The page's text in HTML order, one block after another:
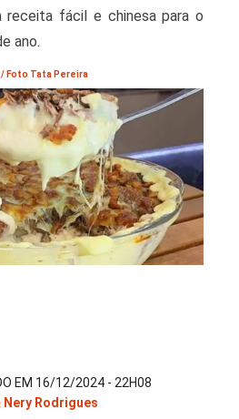
receita fácil e chinesa para o
ano.
Foto Tata Pereira
EM 16/12/2024 - 22H08
Nery Rodrigues